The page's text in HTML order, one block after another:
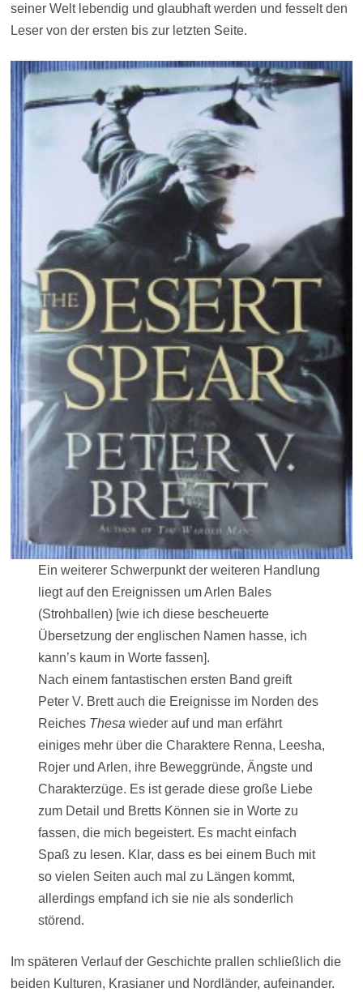
seiner Welt lebendig und glaubhaft werden und fesselt den
Leser von der ersten bis zur letzten Seite.
Ein weiterer Schwerpunkt der weiteren Handlung
liegt auf den Ereignissen um Arlen Bales
(Strohballen) [wie ich diese bescheuerte
Übersetzung der englischen Namen hasse, ich
kann’s kaum in Worte fassen].
Nach einem fantastischen ersten Band greift
Peter V. Brett auch die Ereignisse im Norden des
Reiches Thesa wieder auf und man erfährt
einiges mehr über die Charaktere Renna, Leesha,
Rojer und Arlen, ihre Beweggründe, Ängste und
Charakterzüge. Es ist gerade diese große Liebe
zum Detail und Bretts Können sie in Worte zu
fassen, die mich begeistert. Es macht einfach
Spaß zu lesen. Klar, dass es bei einem Buch mit
so vielen Seiten auch mal zu Längen kommt,
allerdings empfand ich sie nie als sonderlich
störend.
Im späteren Verlauf der Geschichte prallen schließlich die
beiden Kulturen, Krasianer und Nordländer, aufeinander.